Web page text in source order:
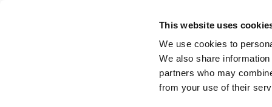
This website uses
We use cookies to
We also share
partners who may
from your use of their
製品・サービス